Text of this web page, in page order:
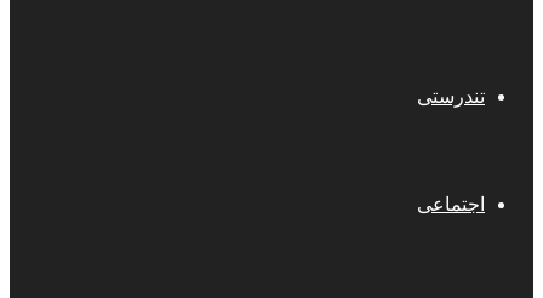
تندرستی
اجتماعی